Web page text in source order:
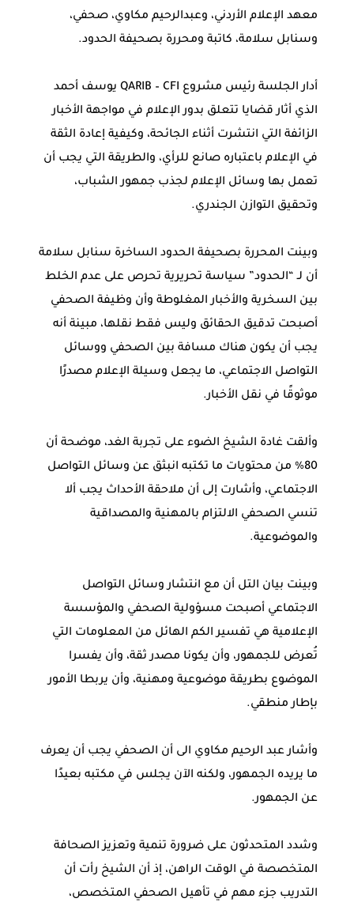
معهد الإعلام الأردني، وعبدالرحيم مكاوي، صحفي،
وسنابل سلامة، كاتبة ومحررة بصحيفة الحدود.
أدار الجلسة رئيس مشروع QARIB – CFI يوسف أحمد
الذي أثار قضايا تتعلق بدور الإعلام في مواجهة الأخبار
الزائفة التي انتشرت أثناء الجائحة، وكيفية إعادة الثقة
في الإعلام باعتباره صانع للرأي، والطريقة التي يجب أن
تعمل بها وسائل الإعلام لجذب جمهور الشباب،
وتحقيق التوازن الجندري.
وبينت المحررة بصحيفة الحدود الساخرة سنابل سلامة
أن لـ “الحدود” سياسة تحريرية تحرص على عدم الخلط
بين السخرية والأخبار المغلوطة وأن وظيفة الصحفي
أصبحت تدقيق الحقائق وليس فقط نقلها، مبينة أنه
يجب أن يكون هناك مسافة بين الصحفي ووسائل
التواصل الاجتماعي، ما يجعل وسيلة الإعلام مصدرًا
موثوقًا في نقل الأخبار.
وألقت غادة الشيخ الضوء على تجربة الغد، موضحة أن
80% من محتويات ما تكتبه انبثق عن وسائل التواصل
الاجتماعي، وأشارت إلى أن ملاحقة الأحداث يجب ألا
تنسي الصحفي الالتزام بالمهنية والمصداقية
والموضوعية.
وبينت بيان التل أن مع انتشار وسائل التواصل
الاجتماعي أصبحت مسؤولية الصحفي والمؤسسة
الإعلامية هي تفسير الكم الهائل من المعلومات التي
تُعرض للجمهور، وأن يكونا مصدر ثقة، وأن يفسرا
الموضوع بطريقة موضوعية ومهنية، وأن يربطا الأمور
بإطار منطقي.
وأشار عبد الرحيم مكاوي الى أن الصحفي يجب أن يعرف
ما يريده الجمهور، ولكنه الآن يجلس في مكتبه بعيدًا
عن الجمهور.
وشدد المتحدثون على ضرورة تنمية وتعزيز الصحافة
المتخصصة في الوقت الراهن، إذ أن الشيخ رأت أن
التدريب جزء مهم في تأهيل الصحفي المتخصص،